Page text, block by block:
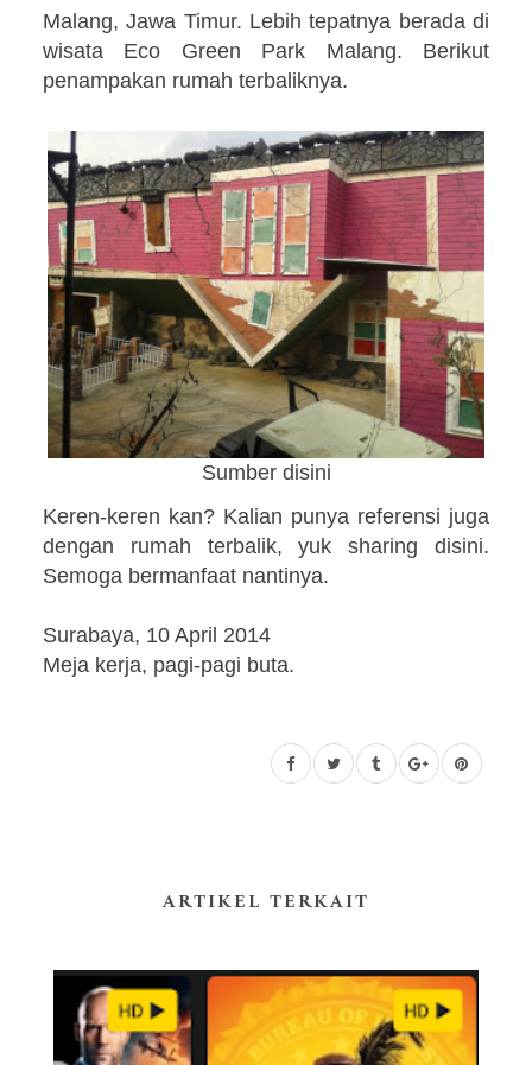
Malang, Jawa Timur. Lebih tepatnya berada di
wisata Eco Green Park Malang. Berikut
penampakan rumah terbaliknya.
Sumber disini
Keren-keren kan? Kalian punya referensi juga
dengan rumah terbalik, yuk sharing disini.
Semoga bermanfaat nantinya.
Surabaya, 10 April 2014
Meja kerja, pagi-pagi buta.
ARTIKEL TERKAIT